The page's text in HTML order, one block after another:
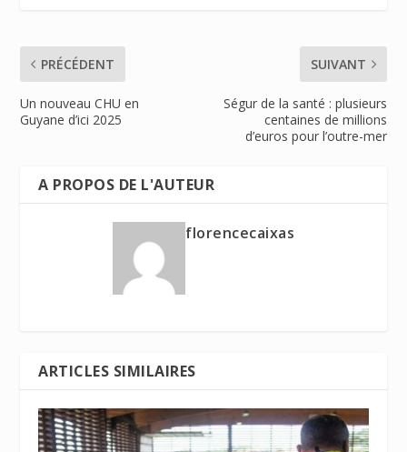
PRÉCÉDENT
Un nouveau CHU en
Guyane d’ici 2025
SUIVANT
Ségur de la santé : plusieurs
centaines de millions
d’euros pour l’outre-mer
A PROPOS DE L'AUTEUR
florencecaixas
ARTICLES SIMILAIRES